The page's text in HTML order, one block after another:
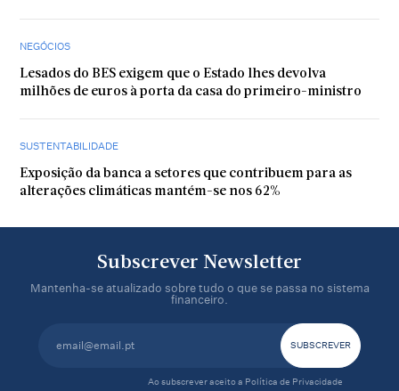
NEGÓCIOS
Lesados do BES exigem que o Estado lhes devolva
milhões de euros à porta da casa do primeiro-ministro
SUSTENTABILIDADE
Exposição da banca a setores que contribuem para as
alterações climáticas mantém-se nos 62%
Subscrever Newsletter
Mantenha-se atualizado sobre tudo o que se passa no sistema
financeiro.
Ao subscrever aceito a Política de Privacidade